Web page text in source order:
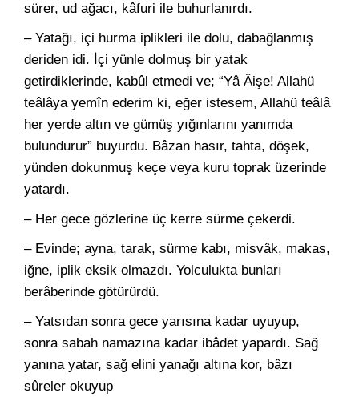
sürer, ud ağacı, kâfuri ile buhurlanırdı.
– Yatağı, içi hurma iplikleri ile dolu, dabağlanmış
deriden idi. İçi yünle dolmuş bir yatak
getirdiklerinde, kabûl etmedi ve; “Yâ Âişe! Allahü
teâlâya yemîn ederim ki, eğer istesem, Allahü teâlâ
her yerde altın ve gümüş yığınlarını yanımda
bulundurur” buyurdu. Bâzan hasır, tahta, döşek,
yünden dokunmuş keçe veya kuru toprak üzerinde
yatardı.
– Her gece gözlerine üç kerre sürme çekerdi.
– Evinde; ayna, tarak, sürme kabı, misvâk, makas,
iğne, iplik eksik olmazdı. Yolculukta bunları
berâberinde götürürdü.
– Yatsıdan sonra gece yarısına kadar uyuyup,
sonra sabah namazına kadar ibâdet yapardı. Sağ
yanına yatar, sağ elini yanağı altına kor, bâzı
sûreler okuyup